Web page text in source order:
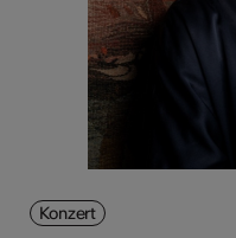
Konzert